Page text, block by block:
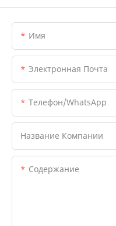
Имя
Электронная Почта
Телефон/WhatsApp
Название Компании
Содержание